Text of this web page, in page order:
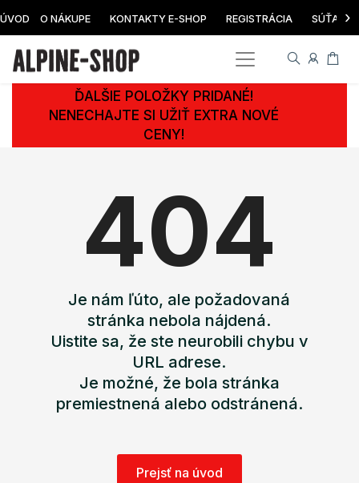
ÚVOD O NÁKUPE KONTAKTY E-SHOP REGISTRÁCIA SÚŤAŽ ›
ĎALŠIE POLOŽKY PRIDANÉ!
NENECHAJTE SI UŽIŤ EXTRA NOVÉ
CENY!
404
Je nám ľúto, ale požadovaná
stránka nebola nájdená.
Uistite sa, že ste neurobili chybu v
URL adrese.
Je možné, že bola stránka
premiestnená alebo odstránená.
Prejsť na úvod